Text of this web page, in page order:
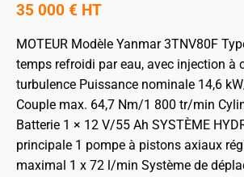
35 000 € HT
MOTEUR Modèle Yanmar 3TNV80F
temps refroidi par eau, avec injection à
turbulence Puissance nominale 14,6
Couple max. 64,7 Nm/1 800 tr/min
Batterie 1 × 12 V/55 Ah SYSTÈME
principale 1 pompe à pistons axiaux
maximal 1 x 72 l/min Système de